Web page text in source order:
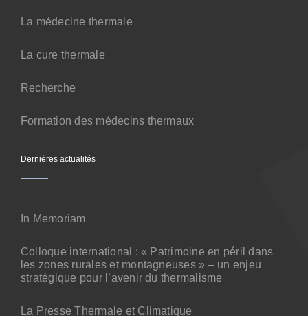
La médecine thermale
La cure thermale
Recherche
Formation des médecins thermaux
Dernières actualités
In Memoriam
Colloque international : « Patrimoine en péril dans
les zones rurales et montagneuses » – un enjeu
stratégique pour l’avenir du thermalisme
La Presse Thermale et Climatique